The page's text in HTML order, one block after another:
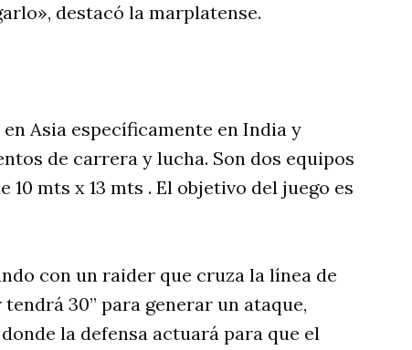
destacó la marplatense.
Asia específicamente en India y
de carrera y lucha. Son dos equipos
mts x 13 mts . El objetivo del juego es
con un raider que cruza la línea de
30” para generar un ataque,
la defensa actuará para que el